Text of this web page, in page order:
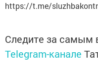
https://t.me/
Следите за самым
Telegram-канале